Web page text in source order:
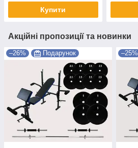
Купити
Акційні пропозиції та новинки
–26% Подарунок –25%